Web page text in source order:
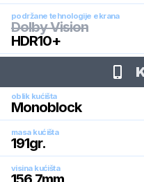
podržane tehnologije ekrana
Dolby Vision
HDR10+
oblik kućišta
Monoblock
masa kućišta
191gr.
visina kućišta